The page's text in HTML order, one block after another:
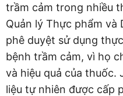
trầm cảm trong nhiều
Quản lý Thực phẩm và
phê duyệt sử dụng
bệnh trầm cảm, vì họ
và hiệu quả của thuốc.
liệu tự nhiên được cấp